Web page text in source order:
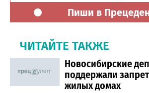
Пиши в
ЧИТАЙТЕ ТАКЖЕ
Новосибирские
поддержали
жилых домах